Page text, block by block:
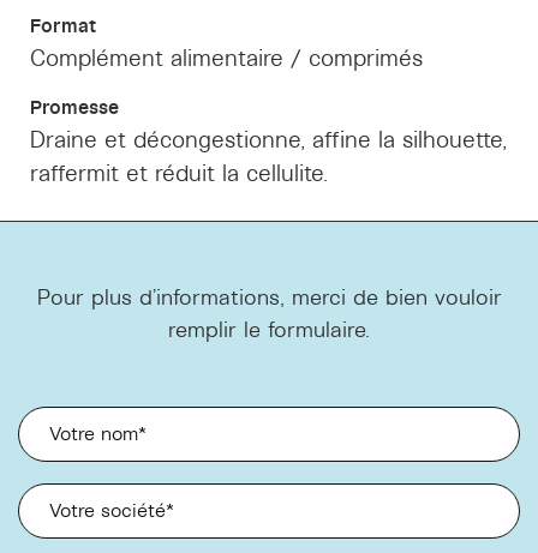
Format
Complément alimentaire / comprimés
Promesse
Draine et décongestionne, affine la silhouette,
raffermit et réduit la cellulite.
Pour plus d'informations, merci de bien vouloir
remplir le formulaire.